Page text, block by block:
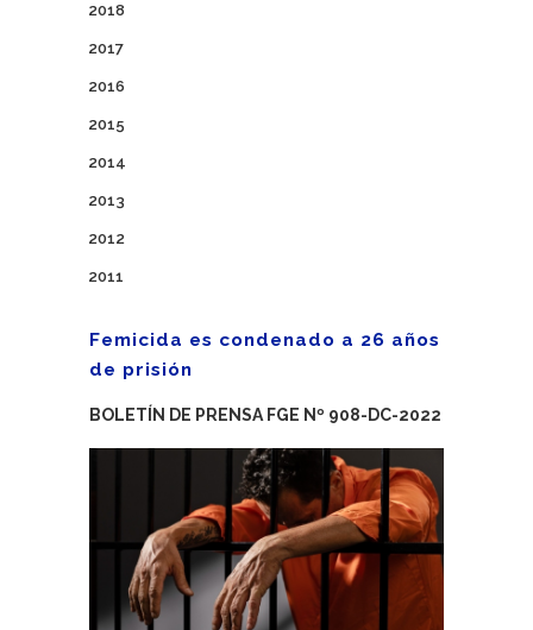
2018
2017
2016
2015
2014
2013
2012
2011
Femicida es condenado a 26 años
de prisión
BOLETÍN DE PRENSA FGE Nº 908-DC-2022